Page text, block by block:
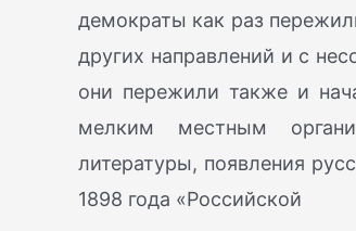
демократы как раз
других направлений и с
они пережили также и
мелким местным
литературы, появления
1898 года «Российской